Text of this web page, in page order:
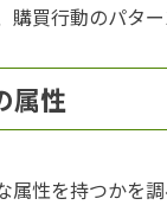
購買行動のパタ
属性
属性を持つかを